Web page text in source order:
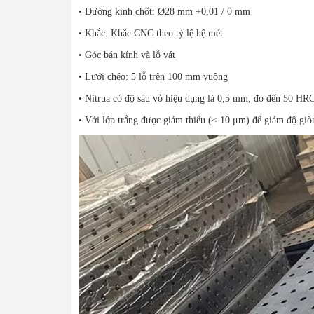
• Đường kính chốt: Ø28 mm +0,01 / 0 mm
• Khắc: Khắc CNC theo tỷ lệ hệ mét
• Góc bán kính và lỗ vát
• Lưới chéo: 5 lỗ trên 100 mm vuông
• Nitrua có độ sâu vỏ hiệu dụng là 0,5 mm, đo đến 50
• Với lớp trắng được giảm thiểu (≤ 10 μm) để giảm độ